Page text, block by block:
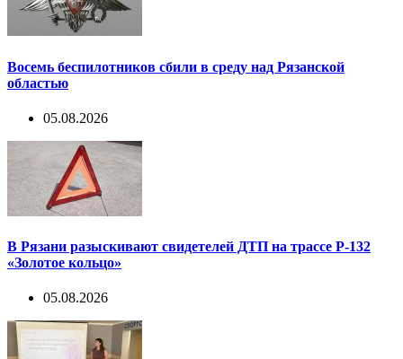
Восемь беспилотников сбили в среду над Рязанской
областью
05.08.2026
В Рязани разыскивают свидетелей ДТП на трассе Р-132
«Золотое кольцо»
05.08.2026